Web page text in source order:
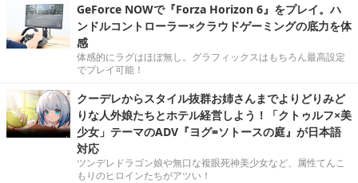
GeForce NOWで『Forza Horizon 6』をプレイ。ハ
ンドルコントローラー×クラウドゲーミングの底力を体
感
体感的にラグはほぼ無し。グラフィックスはもちろん最高設定
でプレイ可能！
クーデレからスタイル抜群お姉さんまでよりどりみど
りな人外娘たちとホテル経営しよう！「クトゥルフ×美
少女」テーマのADV『ヨグ=ソトースの庭』が日本語
対応
ツンデレドラゴン娘や無口な複眼死神美少女など、属性てんこ
もりのヒロインたちがアツい！